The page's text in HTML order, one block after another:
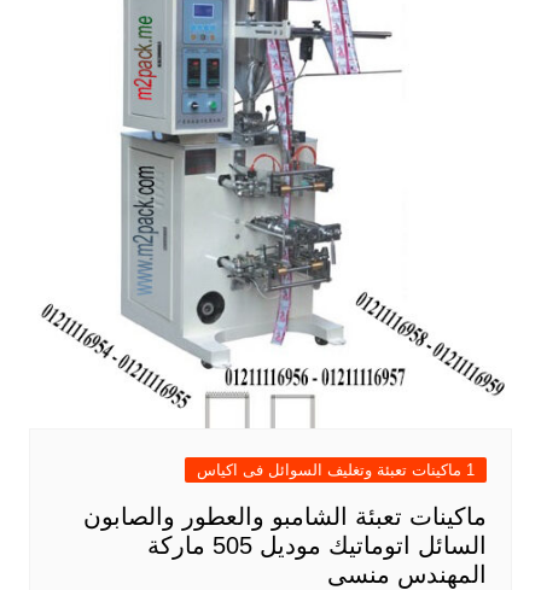
1 ماكينات تعبئة وتغليف السوائل فى اكياس
ماكينات تعبئة الشامبو والعطور والصابون
السائل اتوماتيك موديل 505 ماركة
المهندس منسى